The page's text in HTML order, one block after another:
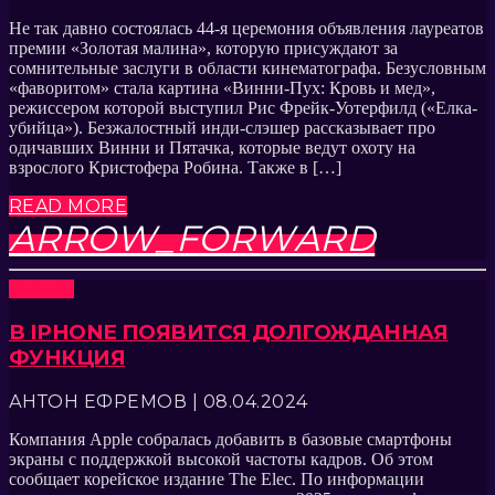
Не так давно состоялась 44-я церемония объявления лауреатов
премии «Золотая малина», которую присуждают за
сомнительные заслуги в области кинематографа. Безусловным
«фаворитом» стала картина «Винни-Пух: Кровь и мед»,
режиссером которой выступил Рис Фрейк-Уотерфилд («Елка-
убийца»). Безжалостный инди-слэшер рассказывает про
одичавших Винни и Пятачка, которые ведут охоту на
взрослого Кристофера Робина. Также в […]
READ MORE
ARROW_FORWARD
В IPHONE ПОЯВИТСЯ ДОЛГОЖДАННАЯ
ФУНКЦИЯ
АНТОН ЕФРЕМОВ | 08.04.2024
Компания Apple собралась добавить в базовые смартфоны
экраны с поддержкой высокой частоты кадров. Об этом
сообщает корейское издание The Elec. По информации